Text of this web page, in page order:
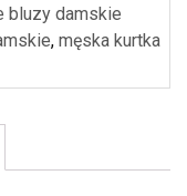
bluzy damskie
, męska kurtka